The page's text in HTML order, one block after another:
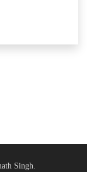
Singh.